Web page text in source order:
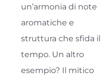
un’armonia di note
aromatiche e
struttura che sfida il
tempo. Un altro
esempio? Il mitico